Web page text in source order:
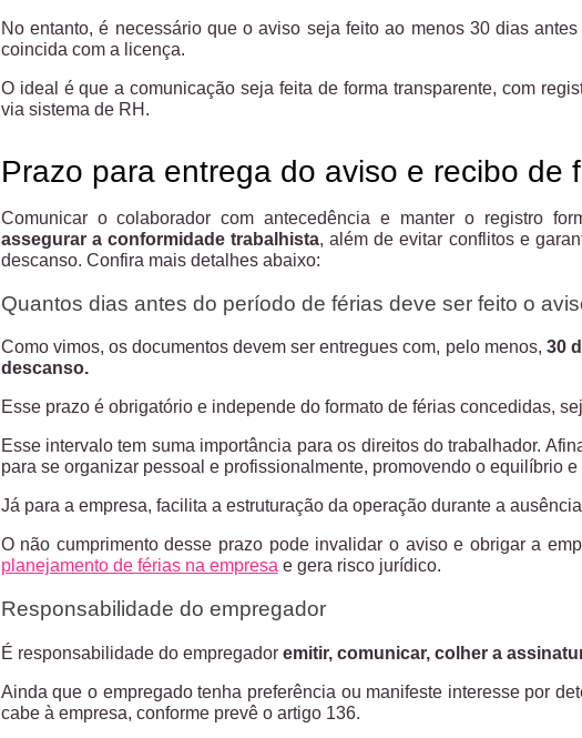
No entanto, é necessário que o aviso seja feito ao menos 30 dias
coincida com a licença.
O ideal é que a comunicação seja feita de forma transparente, com
via sistema de RH.
Prazo para entrega do aviso e recibo de
Comunicar o colaborador com antecedência e manter o registro
assegurar a conformidade trabalhista, além de evitar conflitos e
descanso. Confira mais detalhes abaixo:
Quantos dias antes do período de férias deve ser feito o
Como vimos, os documentos devem ser entregues com, pelo menos, 30
descanso.
Esse prazo é obrigatório e independe do formato de férias concedidas,
Esse intervalo tem suma importância para os direitos do trabalhador.
para se organizar pessoal e profissionalmente, promovendo o equilíbrio e
Já para a empresa, facilita a estruturação da operação durante a
O não cumprimento desse prazo pode invalidar o aviso e obrigar a
planejamento de férias na empresa e gera risco jurídico.
Responsabilidade do empregador
É responsabilidade do empregador emitir, comunicar, colher a
Ainda que o empregado tenha preferência ou manifeste interesse por
cabe à empresa, conforme prevê o artigo 136.